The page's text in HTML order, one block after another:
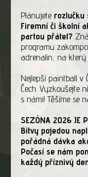
Plánujete rozlučku
Firemní či školní
partou přátel?
programu
adrenalin, na který
Nejlepší paintball v
Čech. Vyzkoušejte
s námi! Těšíme se
SEZÓNA 2026 JE
Bitvy pojedou
pořádná dávka
Počasí se nám
každý příznivý